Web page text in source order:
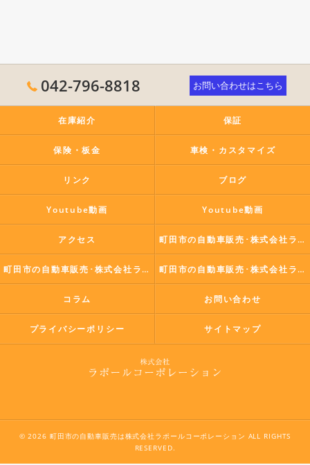
042-796-8818 お問い合わせはこちら
在庫紹介 保証
保険・板金 車検・カスタマイズ
リンク ブログ
Youtube動画 Youtube動画
アクセス 町田市の自動車販売･株式会社ラポールコーポレーションの口コミ情報
町田市の自動車販売･株式会社ラポールコーポレーションの評判 町田市の自動車販売･株式会社ラポールコーポレーションのお客様の声
コラム お問い合わせ
プライバシーポリシー サイトマップ
© 2026 町田市の自動車販売は株式会社ラポールコーポレーション ALL RIGHTS
RESERVED.